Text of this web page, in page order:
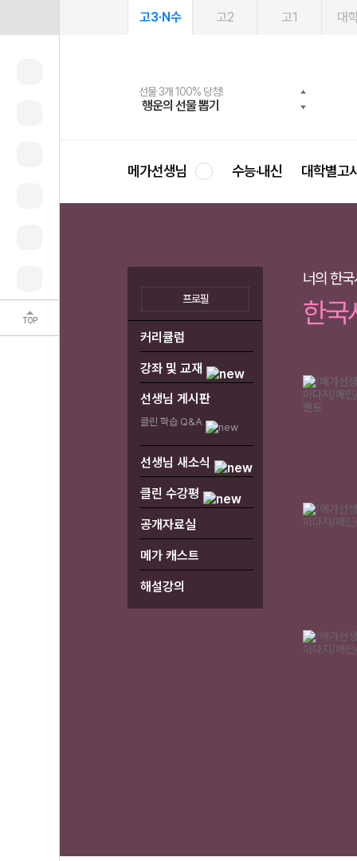
TOP
고3·N수 고2 고1 대
선물 3개 100% 당첨!
행운의 선물 뽑기
선물 100% 증정!
메가스터디 X 올리브
여름방학 스터디 캐시백
메가런 썸머스쿨
2027 러셀 단과
강사 공개선발
스마트러닝앱
설문 EVENT
메가패스
3일 무료 체험권
메가패스 수강생 무료혜택!
메가클럽 멤버십
사회공헌 캠페인
희망이룸 메가나눔
메가선생님 수능·내신 대학별고
커리큘럼
강좌 및 교재
선생님 게시판
클린 학습 Q&A
선생님 새소식
클린 수강평
공개자료실
메가 캐스트
해설강의
너의 한국
한국
프로필